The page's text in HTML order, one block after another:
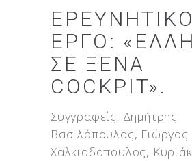
ΕΡΕΥΝΗΤΙΚΌ
ΈΡΓΟ:
ΣΕ ΞΈΝΑ
COCKPIT».
Συγγραφείς: Δημήτρης
Βασιλόπουλος, Γιώργος
Χαλκιαδόπουλος,